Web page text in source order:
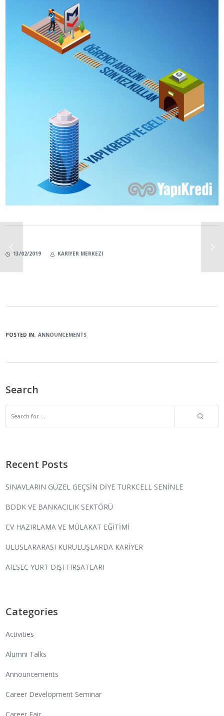
13/02/2019 KARIYER MERKEZI
POSTED IN: ANNOUNCEMENTS
Search
Recent Posts
SINAVLARIN GÜZEL GEÇSİN DİYE TURKCELL SENİNLE
BDDK VE BANKACILIK SEKTÖRÜ
CV HAZIRLAMA VE MÜLAKAT EĞİTİMİ
ULUSLARARASI KURULUŞLARDA KARİYER
AIESEC YURT DIŞI FIRSATLARI
Categories
Activities
Alumni Talks
Announcements
Career Development Seminar